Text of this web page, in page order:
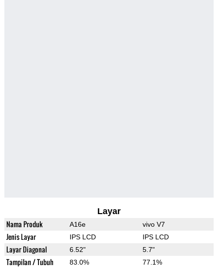
Layar
Nama Produk A16e vivo V7
Jenis Layar IPS LCD IPS LCD
Layar Diagonal 6.52" 5.7"
Tampilan / Tubuh 83.0% 77.1%